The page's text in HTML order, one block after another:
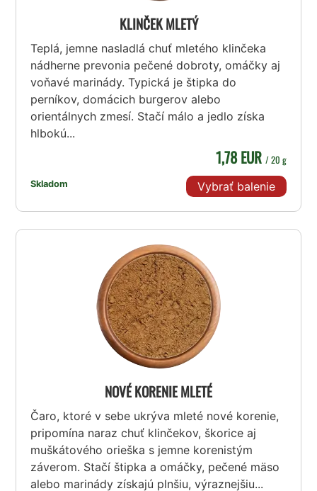
KLINČEK MLETÝ
Teplá, jemne nasladlá chuť mletého klinčeka
nádherne prevonia pečené dobroty, omáčky aj
voňavé marinády. Typická je štipka do
perníkov, domácich burgerov alebo
orientálnych zmesí. Stačí málo a jedlo získa
hlbokú...
Skladom
1,78 EUR / 20 g
Vybrať balenie
NOVÉ KORENIE MLETÉ
Čaro, ktoré v sebe ukrýva mleté nové korenie,
pripomína naraz chuť klinčekov, škorice aj
muškátového orieška s jemne korenistým
záverom. Stačí štipka a omáčky, pečené mäso
alebo marinády získajú plnšiu, výraznejšiu...